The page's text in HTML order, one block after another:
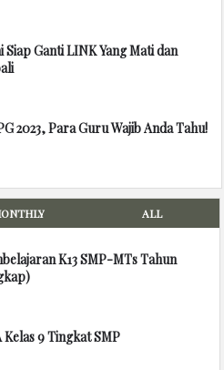
Ganti LINK Yang Mati dan
2023, Para Guru Wajib Anda Tahu!
ALL
K13 SMP-MTs Tahun
9 Tingkat SMP